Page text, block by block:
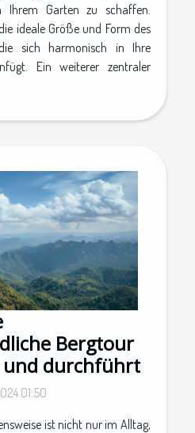
Ihrem Garten zu schaffen.
ideale Größe und Form des
sich harmonisch in Ihre
Ein weiterer zentraler
Bergtour
durchführt
01:50
ist nicht nur im Alltag,